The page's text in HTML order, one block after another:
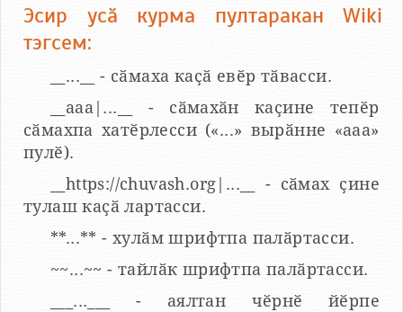
Эсир усӑ курма пултаракан Wiki
тэгсем:
__...__ - сӑмаха каҫӑ евӗр тӑвасси.
__aaa|...__ - сӑмахӑн каҫине тепӗр
сӑмахпа хатӗрлесси («...» вырӑнне «ааа»
пулӗ).
__https://chuvash.org|...__ - сӑмах ҫине
тулаш каҫӑ лартасси.
**...** - хулӑм шрифтпа палӑртасси.
~~...~~ - тайлӑк шрифтпа палӑртасси.
___...___ - аялтан чӗрнӗ йӗрпе